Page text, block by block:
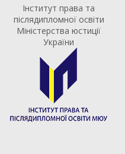
Інститут права та
післядипломної освіти
Міністерства юстиції
України